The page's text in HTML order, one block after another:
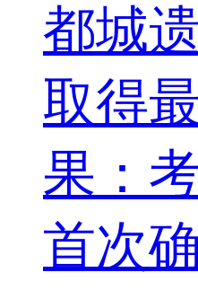
都城
取得
果：
首次